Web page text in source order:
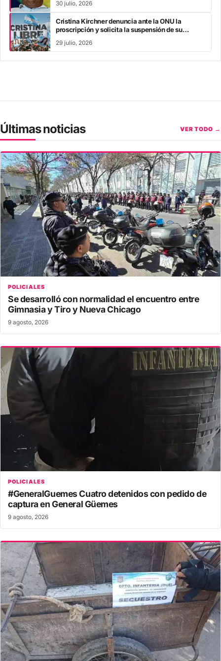
30 julio, 2026
Cristina Kirchner denuncia ante la ONU la
proscripción y solicita la suspensión de su
29 julio, 2026
Últimas noticias VER TODO →
POLICIALES
Se desarrolló con normalidad el encuentro entre
Gimnasia y Tiro y Nueva Chicago
9 agosto, 2026
POLICIALES
#GeneralGuemes Cuatro detenidos con pedido de
captura en General Güemes
9 agosto, 2026